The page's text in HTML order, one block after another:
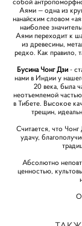
собой
Аями — одна из
нанайским словом
наиболее
Аями переходит к
из древесины,
редко. Как правило,
Бусина Чонг Дзи-
нами в Индии у
20 века, была
неотъемлемой
в Тибете. Высокое
трещин,
Считается, что Чонг
удачу,
Абсолютно
ценностью,